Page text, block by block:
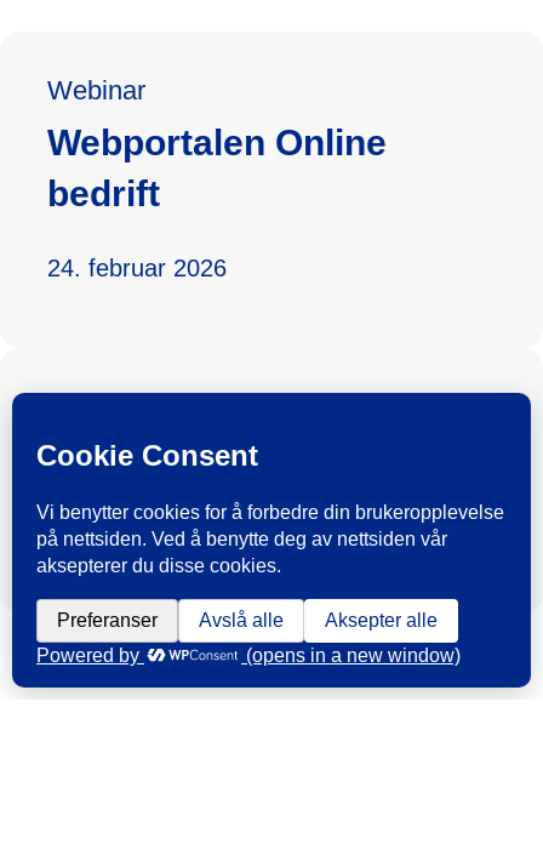
Webinar
Webportalen Online
bedrift
24. februar 2026
Kraftåret 2026
28. januar 2026